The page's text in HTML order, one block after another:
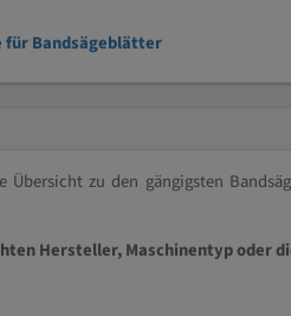
für Bandsägeblätter
Übersicht zu den gängigsten
Hersteller, Maschinentyp oder